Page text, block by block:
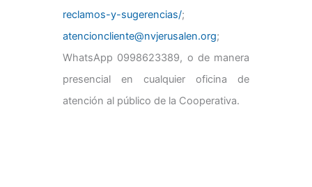
reclamos-y-sugerencias/;
atencioncliente@nvjerusalen.org;
WhatsApp 0998623389, o de manera
presencial en cualquier oficina de
atención al público de la Cooperativa.